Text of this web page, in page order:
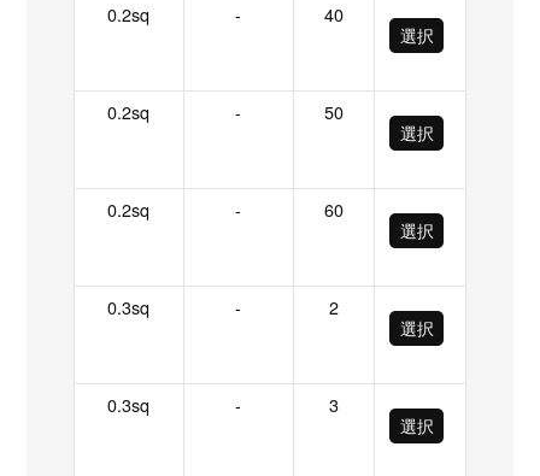
0.2sq -
40
選択
0.2sq -
50
選択
0.2sq -
60
選択
0.3sq -
2
選択
0.3sq -
3
選択